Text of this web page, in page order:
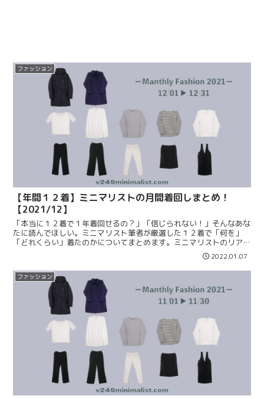
ファッション
【年間１２着】ミニマリストの月間着回しまとめ！
【2021/12】
「本当に１２着で１年着回せるの？」「信じられない！」そんなあな
たに読んでほしい。ミニマリスト筆者が厳選した１２着で「何を」
「どれくらい」着たのかについてまとめます。ミニマリストのリアル
な着回しや本当に使えるアイテムを知りたい方はぜひご覧ください！
2022.01.07
ファッション